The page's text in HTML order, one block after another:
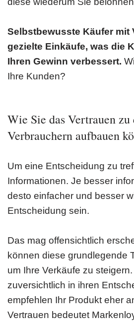
Selbstbewusste Käufer mit
gezielte Einkäufe, was die
Ihren Gewinn verbessert.
Ihre Kunden?
Wie Sie das Vertrauen zu
Verbrauchern aufbauen
Um eine Entscheidung zu
Informationen. Je besser
desto einfacher und besser
Entscheidung sein.
Das mag offensichtlich
können diese grundlegende
um Ihre Verkäufe zu
zuversichtlich in ihren
empfehlen Ihr Produkt eher
Vertrauen bedeutet